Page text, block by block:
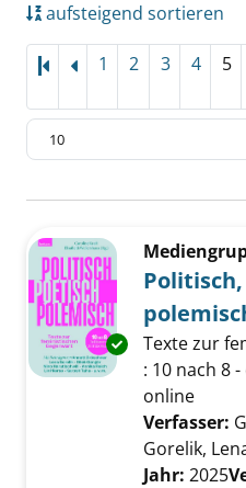
aufsteigend sortieren
1 2 3 4 5
Zu den Suchfiltern springen
Exemplar-
Texte zur
: 10 nach 8
online
Verfasser:
Gorelik,
Jahr: 2025